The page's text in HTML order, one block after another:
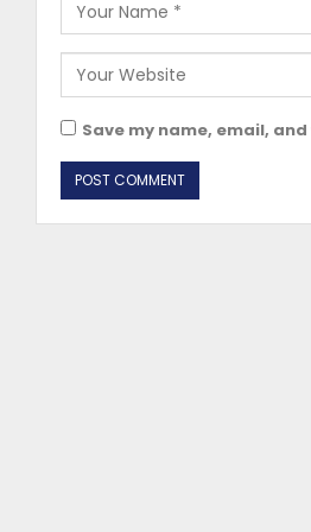
Save my name, email,